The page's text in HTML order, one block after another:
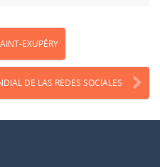
EXUPÉRY
DE LAS REDES SOCIALES